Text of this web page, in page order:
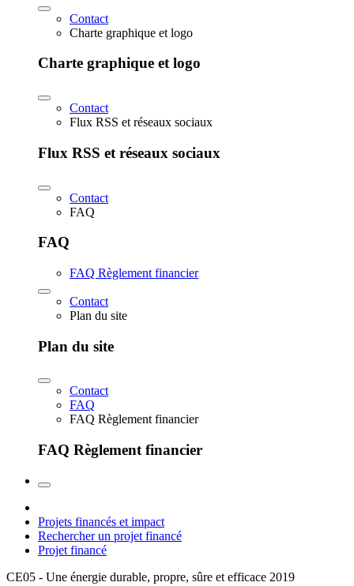
Contact
Charte graphique et logo
Charte graphique et logo
Contact
Flux RSS et réseaux sociaux
Flux RSS et réseaux sociaux
Contact
FAQ
FAQ
FAQ Règlement financier
Contact
Plan du site
Plan du site
Contact
FAQ
FAQ Règlement financier
FAQ Règlement financier
Projets financés et impact
Rechercher un projet financé
Projet financé
CE05 - Une énergie durable, propre, sûre et efficace 2019